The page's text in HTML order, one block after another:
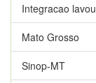
Integracao
Mato Grosso
Sinop-MT